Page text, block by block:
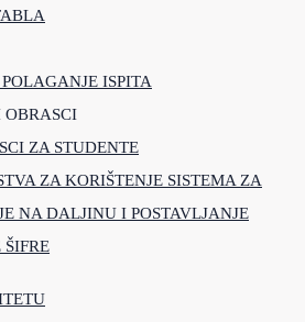
ISPITA
OBRASCI
ZA STUDENTE
ZA KORIŠTENJE SISTEMA ZA
NA DALJINU I POSTAVLJANJE